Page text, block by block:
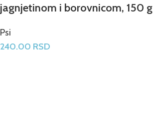
jagnjetinom i borovnicom, 150 g
Psi
240.00 RSD